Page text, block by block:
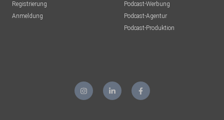
Registrierung
Anmeldung
Podcast-Werbung
Podcast-Agentur
Podcast-Produktion